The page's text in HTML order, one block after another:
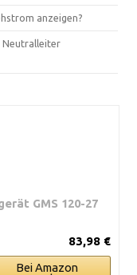
anzeigen?
Neutralleiter
GMS 120-27
83,98 €
Bei Amazon